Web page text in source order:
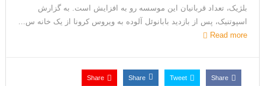
بلژیک، تعداد قربانیان این موسسه رو به افزایش است. به گزارش
اسپوتنیک، پس از بازدید بابانوئل آلوده به ویروس کرونا از یک خانه س...
Read more
Share
Tweet
Share
Share